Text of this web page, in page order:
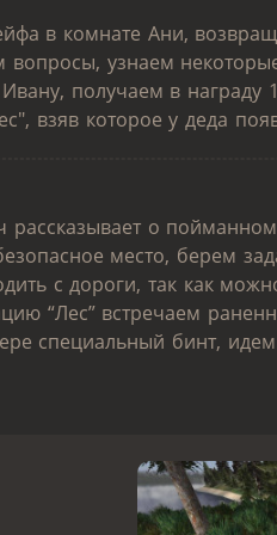
в комнате Ани,
вопросы, узнаем
получаем в награду
взяв которое у деда
рассказывает о
место, берем
с дороги, так как
“Лес” встречаем
специальный бинт,